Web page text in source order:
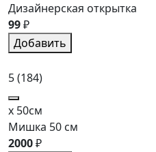
Дизайнерская открытка
99₽
Добавить
5(184)
x 50см
Мишка 50 см
2000₽